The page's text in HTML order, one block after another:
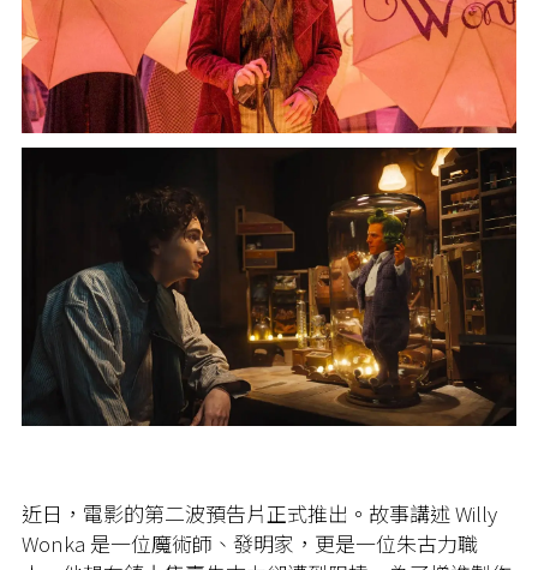
近日，電影的第二波預告片正式推出。故事講述 Willy
Wonka 是一位魔術師、發明家，更是一位朱古力職